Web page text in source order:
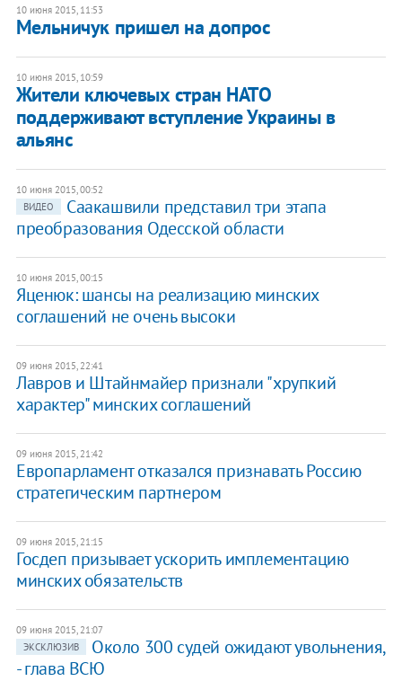
10 июня 2015, 11:53
Мельничук пришел на допрос
10 июня 2015, 10:59
Жители ключевых стран НАТО
поддерживают вступление Украины в
альянс
10 июня 2015, 00:52
ВИДЕО
Саакашвили представил три этапа
преобразования Одесской области
10 июня 2015, 00:15
Яценюк: шансы на реализацию минских
соглашений не очень высоки
09 июня 2015, 22:41
Лавров и Штайнмайер признали "хрупкий
характер" минских соглашений
09 июня 2015, 21:42
Европарламент отказался признавать Россию
стратегическим партнером
09 июня 2015, 21:15
Госдеп призывает ускорить имплементацию
минских обязательств
09 июня 2015, 21:07
ЭКСКЛЮЗИВ
Около 300 судей ожидают увольнения,
- глава ВСЮ